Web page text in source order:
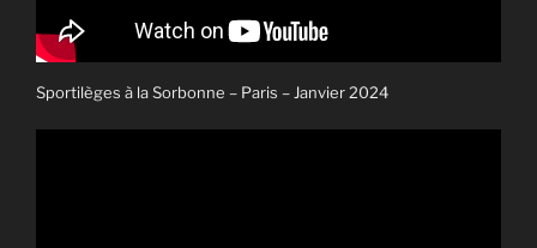
Sportilèges à la Sorbonne – Paris – Janvier 2024